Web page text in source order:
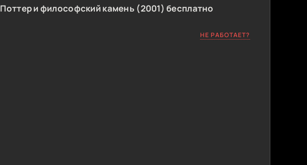
и философский камень (2001) бесплатно
НЕ РАБОТАЕТ?